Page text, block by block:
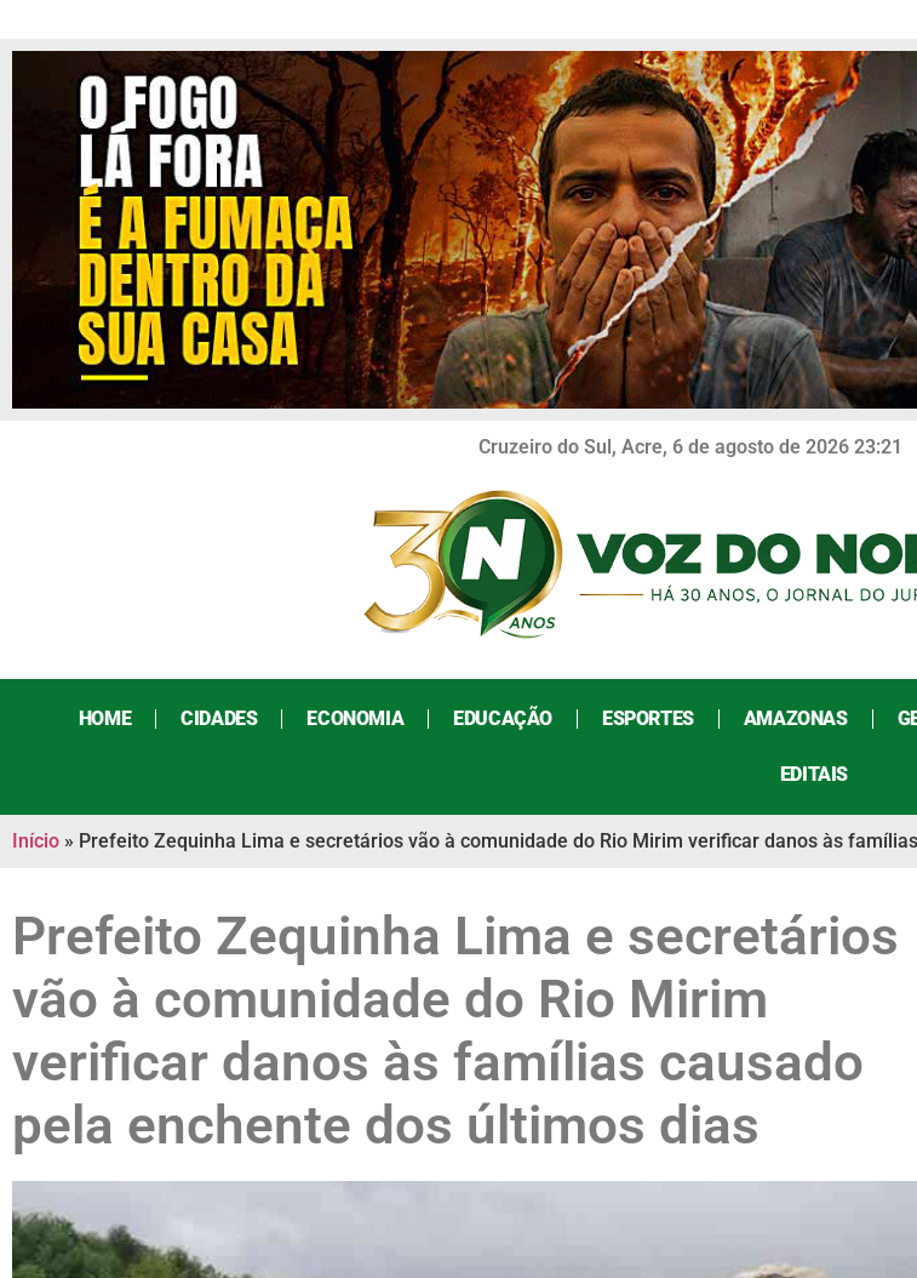
Cruzeiro do Sul, Acre, 6 de agosto de 2026 23:21
HOME CIDADES ECONOMIA EDUCAÇÃO ESPORTES AMAZONAS
EDITAIS
Início » Prefeito Zequinha Lima e secretários vão à comunidade do Rio Mirim verificar danos às
Prefeito Zequinha Lima e secretários
vão à comunidade do Rio Mirim
verificar danos às famílias causado
pela enchente dos últimos dias